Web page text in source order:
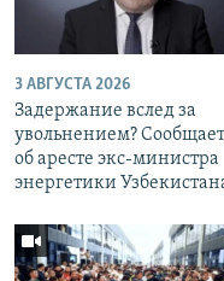
3 АВГУСТА 2026
Задержание вслед за
увольнением?
об аресте экс-министра
энергетики